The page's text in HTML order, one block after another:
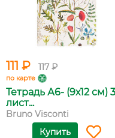
111 ₽ 117 ₽
по карте
Тетрадь А6- (9х12 см)
лист...
Bruno Visconti
Купить